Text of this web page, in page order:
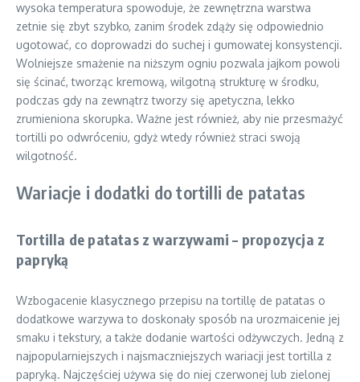
wysoka temperatura spowoduje, że zewnętrzna warstwa
zetnie się zbyt szybko, zanim środek zdąży się odpowiednio
ugotować, co doprowadzi do suchej i gumowatej konsystencji.
Wolniejsze smażenie na niższym ogniu pozwala jajkom powoli
się ścinać, tworząc kremową, wilgotną strukturę w środku,
podczas gdy na zewnątrz tworzy się apetyczna, lekko
zrumieniona skorupka. Ważne jest również, aby nie przesmażyć
tortilli po odwróceniu, gdyż wtedy również straci swoją
wilgotność.
Wariacje i dodatki do tortilli de patatas
Tortilla de patatas z warzywami – propozycja z
papryką
Wzbogacenie klasycznego przepisu na tortillę de patatas o
dodatkowe warzywa to doskonały sposób na urozmaicenie jej
smaku i tekstury, a także dodanie wartości odżywczych. Jedną z
najpopularniejszych i najsmaczniejszych wariacji jest tortilla z
papryką. Najczęściej używa się do niej czerwonej lub zielonej